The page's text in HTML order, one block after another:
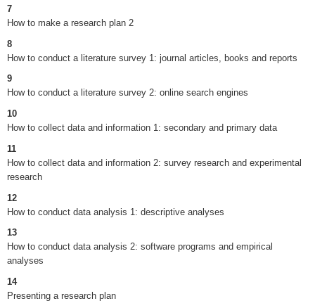
7
How to make a research plan 2
8
How to conduct a literature survey 1: journal articles, books and reports
9
How to conduct a literature survey 2: online search engines
10
How to collect data and information 1: secondary and primary data
11
How to collect data and information 2: survey research and experimental
research
12
How to conduct data analysis 1: descriptive analyses
13
How to conduct data analysis 2: software programs and empirical
analyses
14
Presenting a research plan